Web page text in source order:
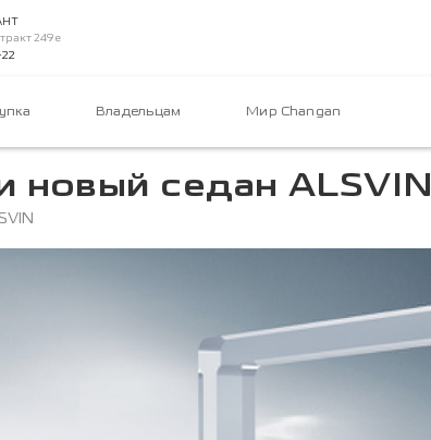
249е
Владельцам Мир Changan
новый седан ALSVIN